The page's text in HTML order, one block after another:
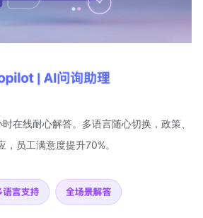
在线耐心解答。多语言随心切换，政策、
员工满意度提升70%。